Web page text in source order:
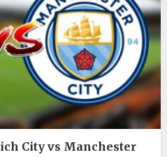
City vs Manchester